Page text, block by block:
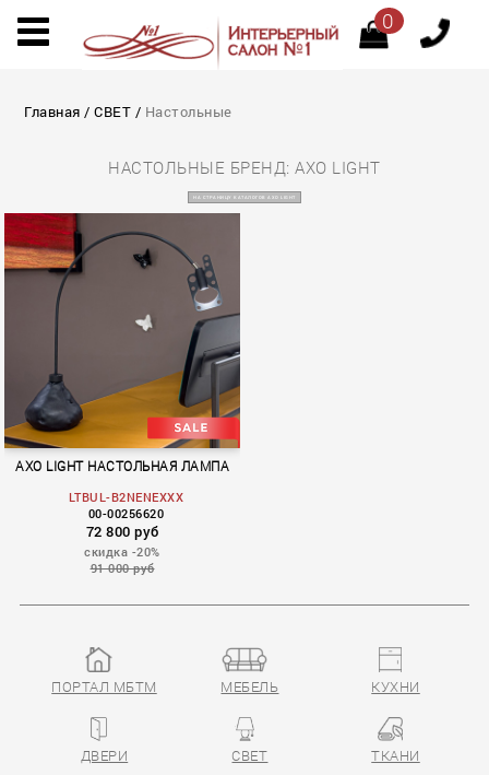
0
Главная /СВЕТ / Настольные
НАСТОЛЬНЫЕ БРЕНД: AXO LIGHT
НА СТРАНИЦУ КАТАЛОГОВ AXO LIGHT
AXO LIGHT НАСТОЛЬНАЯ ЛАМПА
LTBUL-B2NENEXXX
00-00256620
72 800 руб
скидка -20%
91 000 руб
ПОРТАЛ МБТМ МЕБЕЛЬ КУХНИ
ДВЕРИ СВЕТ ТКАНИ